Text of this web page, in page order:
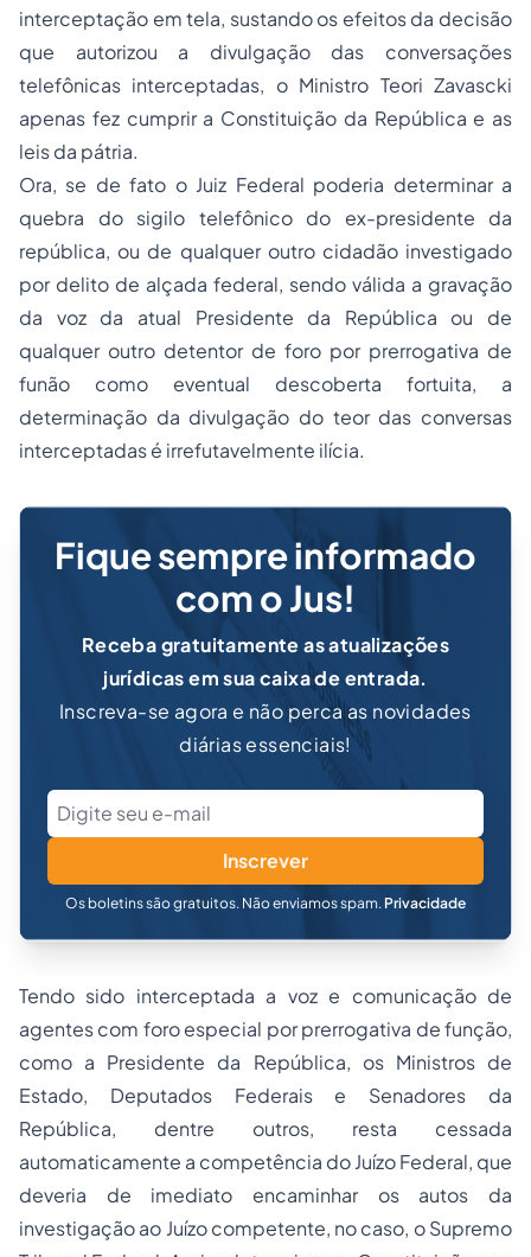
interceptação em tela, sustando os efeitos da decisão
que autorizou a divulgação das conversações
telefônicas interceptadas, o Ministro Teori Zavascki
apenas fez cumprir a Constituição da República e as
leis da pátria.
Ora, se de fato o Juiz Federal poderia determinar a
quebra do sigilo telefônico do ex-presidente da
república, ou de qualquer outro cidadão investigado
por delito de alçada federal, sendo válida a gravação
da voz da atual Presidente da República ou de
qualquer outro detentor de foro por prerrogativa de
funão como eventual descoberta fortuita, a
determinação da divulgação do teor das conversas
interceptadas é irrefutavelmente ilícia.
Fique sempre informado
com o Jus!
Receba gratuitamente as atualizações
jurídicas em sua caixa de entrada.
Inscreva-se agora e não perca as novidades
diárias essenciais!
Inscrever
Os boletins são gratuitos. Não enviamos spam. Privacidade
Tendo sido interceptada a voz e comunicação de
agentes com foro especial por prerrogativa de função,
como a Presidente da República, os Ministros de
Estado, Deputados Federais e Senadores da
República, dentre outros, resta cessada
automaticamente a competência do Juízo Federal, que
deveria de imediato encaminhar os autos da
investigação ao Juízo competente, no caso, o Supremo